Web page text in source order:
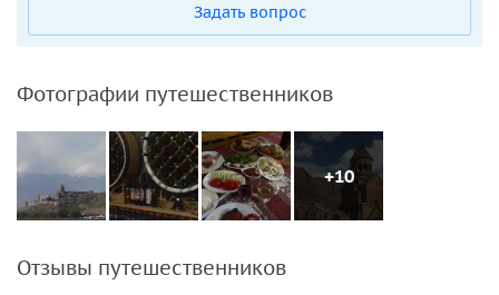
Задать вопрос
Фотографии путешественников
+10
Отзывы путешественников